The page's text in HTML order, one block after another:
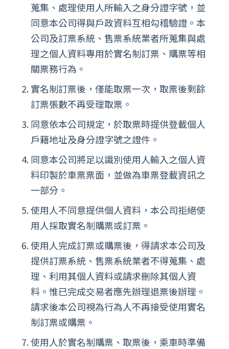
蒐集、處理使用人所輸入之身分證字號，並
同意本公司得與戶政資料互相勾稽驗證。本
公司及訂票系統、售票系統業者所蒐集與處
理之個人資料專用於實名制訂票、購票等相
關票務行為。
實名制訂票後，僅能取票一次，取票後剩餘
訂票張數不再受理取票。
同意依本公司規定，於取票時提供登載個人
戶籍地址及身分證字號之證件。
同意本公司將足以識別使用人輸入之個人資
料印製於車票票面，並做為車票登載資訊之
一部分。
使用人不同意提供個人資料，本公司拒絕使
用人採取實名制購票或訂票。
使用人完成訂票或購票後，得請求本公司及
提供訂票系統、售票系統業者不得蒐集、處
理、利用其個人資料或請求刪除其個人資
料。惟已完成交易者應先辦理退票後辦理。
請求後本公司視為行為人不再接受使用實名
制訂票或購票。
使用人於實名制購票、取票後，乘車時準備